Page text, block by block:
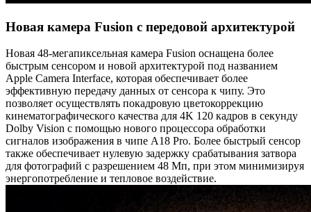
Новая камера Fusion с передовой архитектурой
Новая 48-мегапиксельная камера Fusion оснащена более
быстрым сенсором и новой архитектурой под названием
Apple Camera Interface, которая обеспечивает более
эффективную передачу данных от сенсора к чипу. Это
позволяет осуществлять покадровую цветокоррекцию
кинематографического качества для 4K 120 кадров в секунду
Dolby Vision с помощью нового процессора обработки
сигналов изображения в чипе A18 Pro. Более быстрый сенсор
также обеспечивает нулевую задержку срабатывания затвора
для фотографий с разрешением 48 Мп, при этом минимизируя
энергопотребление и тепловое воздействие.